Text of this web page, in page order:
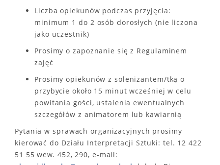
Liczba opiekunów podczas przyjęcia:
minimum 1 do 2 osób dorosłych (nie liczona
jako uczestnik)
Prosimy o zapoznanie się z Regulaminem
zajęć
Prosimy opiekunów z solenizantem/tką o
przybycie około 15 minut wcześniej w celu
powitania gości, ustalenia ewentualnych
szczegółów z animatorem lub kawiarnią
Pytania w sprawach organizacyjnych prosimy
kierować do Działu Interpretacji Sztuki: tel. 12 422
51 55 wew. 452, 290, e-mail: